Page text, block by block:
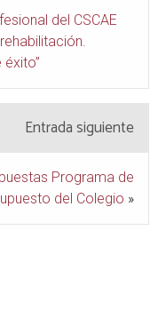
del CSCAE
Entrada siguiente
Programa de
del Colegio »